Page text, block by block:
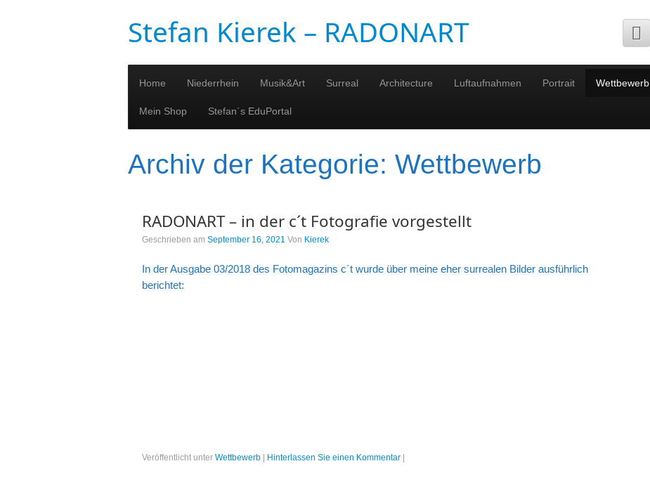
Stefan Kierek – RADONART
Home Niederrhein Musik&Art Surreal Architecture Luftaufnahmen Portrait Wettbewerb
Mein Shop Stefan´s EduPortal
Archiv der Kategorie: Wettbewerb
RADONART – in der c´t Fotografie vorgestellt
Geschrieben am September 16, 2021 Von Kierek
In der Ausgabe 03/2018 des Fotomagazins c´t wurde über meine eher surrealen Bilder ausführlich
berichtet:
Veröffentlicht unter Wettbewerb Hinterlassen Sie einen Kommentar